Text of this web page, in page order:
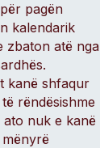
pagën
kalendarik
zbaton atë nga
kanë shfaqur
rëndësishme
nuk e kanë